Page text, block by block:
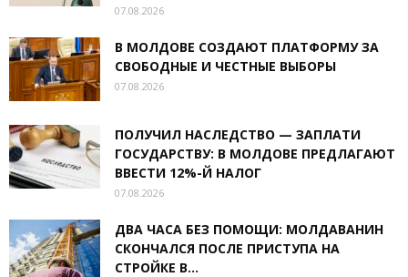
07.08.2026
В МОЛДОВЕ СОЗДАЮТ ПЛАТФОРМУ ЗА
СВОБОДНЫЕ И ЧЕСТНЫЕ ВЫБОРЫ
07.08.2026
ПОЛУЧИЛ НАСЛЕДСТВО — ЗАПЛАТИ
ГОСУДАРСТВУ: В МОЛДОВЕ ПРЕДЛАГАЮТ
ВВЕСТИ 12%-Й НАЛОГ
07.08.2026
ДВА ЧАСА БЕЗ ПОМОЩИ: МОЛДАВАНИН
СКОНЧАЛСЯ ПОСЛЕ ПРИСТУПА НА
СТРОЙКЕ В...